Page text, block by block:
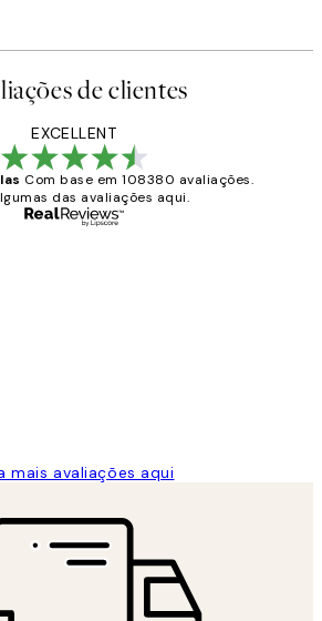
de clientes
EXCELLENT
Com base em 108380 avaliações.
das avaliações aqui.
mais avaliações aqui